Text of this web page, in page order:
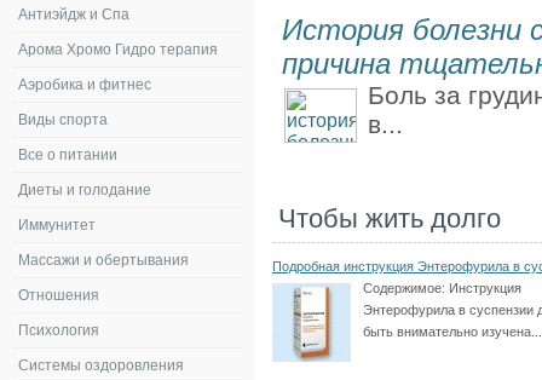
История болезни
причина
Боль за
в...
Чтобы жить долго
Подробная инструкция Энтерофурила в
Содержимое: Инструкция
Энтерофурила в суспензии
быть внимательно изучена...
Антиэйдж и Спа
Арома Хромо Гидро терапия
Аэробика и фитнес
Виды спорта
Все о питании
Диеты и голодание
Иммунитет
Массажи и обертывания
Отношения
Психология
Системы оздоровления